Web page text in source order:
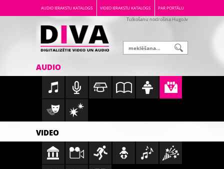
AUDIO IERAKSTU KATALOGS VIDEO IERAKSTU KATALOGS PAR PORTĀLU
Tulkošanu nodrošina Hugo.lv
AUDIO
VIDEO